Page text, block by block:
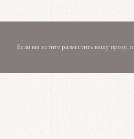
Если вы хотите разместить вашу прозу,